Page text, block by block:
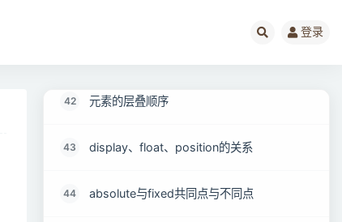
登录
42 元素的层叠顺序
43 display、float、position的关系
44 absolute与fixed共同点与不同点